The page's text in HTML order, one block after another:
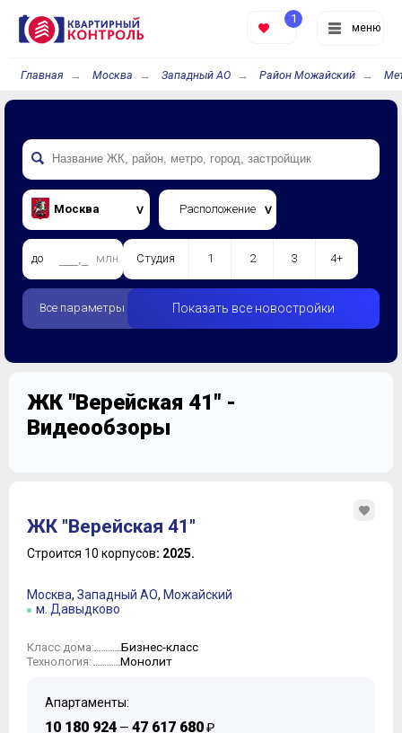
меню
1
Главная Москва Западный АО Район Можайский
Москва Расположение
до млн. Студия 1 2 3 4+
Все параметры Показать все новостройки
ЖК "Верейская 41" -
Видеообзоры
ЖК "Верейская 41"
Строится 10 корпусов: 2025.
Москва, Западный АО, Можайский
м. Давыдково
Класс дома: Бизнес-класс
Технология: Монолит
Апартаменты:
10 180 924 — 47 617 680₽